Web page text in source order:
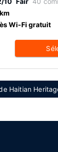
Wi-Fi gratuit
Haitian